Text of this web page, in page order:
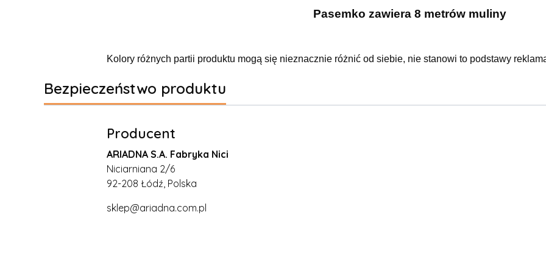
Pasemko zawiera 8 metrów muliny
Kolory różnych partii produktu mogą się nieznacznie różnić od siebie, nie stanowi to podstawy
Bezpieczeństwo produktu
Producent
ARIADNA S.A. Fabryka Nici
Niciarniana 2/6
92-208 Łódź, Polska
sklep@ariadna.com.pl